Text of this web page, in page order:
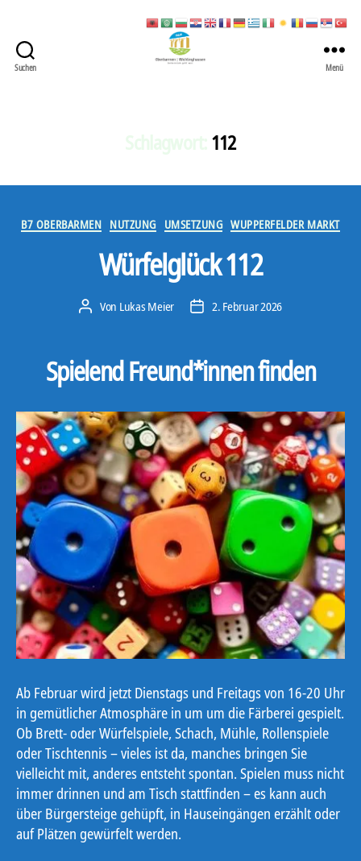
Suchen Menü
112
Kategorien
B7 OBERBARMEN NUTZUNG UMSETZUNG WUPPERFELDER MARKT
Würfelglück 112
Beitragsautor
Von Lukas Meier Veröffentlichungsdatum
2. Februar 2026
Spielend Freund*innen finden
Ab Februar wird jetzt Dienstags und Freitags von 16-20 Uhr
in gemütlicher Atmosphäre in um um die Färberei gespielt.
Ob Brett- oder Würfelspiele, Schach, Mühle, Rollenspiele
oder Tischtennis – vieles ist da, manches bringen Sie
vielleicht mit, anderes entsteht spontan. Spielen muss nicht
immer drinnen und am Tisch stattfinden – es kann auch
über Bürgersteige gehüpft, in Hauseingängen erzählt oder
auf Plätzen gewürfelt werden.